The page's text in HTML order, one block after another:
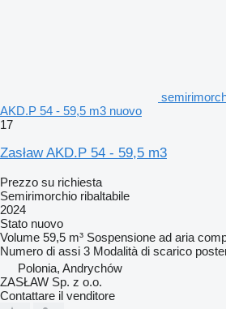
AKD.P 54 - 59,5 m3 nuovo
17
Zasław AKD.P 54 - 59,5 m3
Prezzo su richiesta
Semirimorchio ribaltabile
2024
Stato nuovo
Volume 59,5 m³ Sospensione ad aria
Numero di assi 3 Modalità di scarico
Polonia, Andrychów
ZASŁAW Sp. z o.o.
Contattare il venditore